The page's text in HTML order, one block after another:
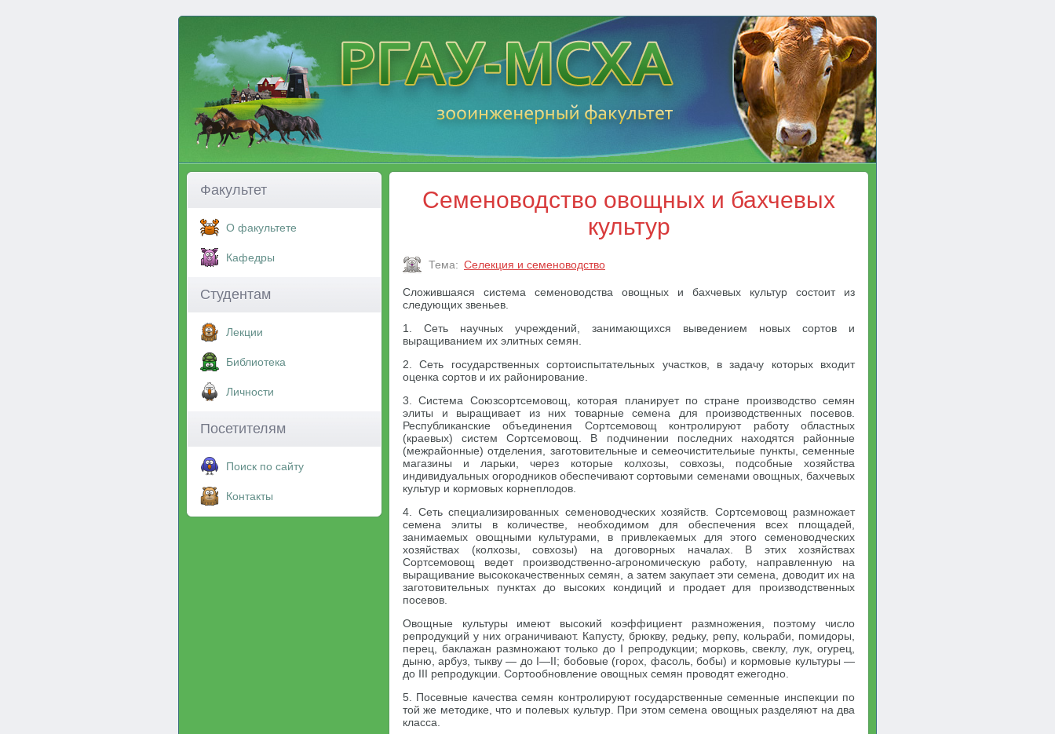
Факультет
О факультете
Кафедры
Студентам
Лекции
Библиотека
Личности
Посетителям
Поиск по сайту
Контакты
Семеноводство овощных и бахчевых
культур
Тема: Селекция и семеноводство
Сложившаяся система семеноводства овощных и бахчевых культур состоит из
следующих звеньев.
1. Сеть научных учреждений, занимающихся выведением новых сортов и
выращиванием их элитных семян.
2. Сеть государственных сортоиспытательных участков, в задачу которых входит
оценка сортов и их районирование.
3. Система Союзсортсемовощ, которая планирует по стране производство семян
элиты и выращивает из них товарные семена для производственных посевов.
Республиканские объединения Сортсемовощ контролируют работу областных
(краевых) систем Сортсемовощ. В подчинении последних находятся районные
(межрайонные) отделения, заготовительные и семеочистительиые пункты, семенные
магазины и ларьки, через которые колхозы, совхозы, подсобные хозяйства
индивидуальных огородников обеспечивают сортовыми семенами овощных, бахчевых
культур и кормовых корнеплодов.
4. Сеть специализированных семеноводческих хозяйств. Сортсемовощ размножает
семена элиты в количестве, необходимом для обеспечения всех площадей,
занимаемых овощными культурами, в привлекаемых для этого семеноводческих
хозяйствах (колхозы, совхозы) на договорных началах. В этих хозяйствах
Сортсемовощ ведет производственно-агрономическую работу, направленную на
выращивание высококачественных семян, а затем закупает эти семена, доводит их на
заготовительных пунктах до высоких кондиций и продает для производственных
посевов.
Овощные культуры имеют высокий коэффициент размножения, поэтому число
репродукций у них ограничивают. Капусту, брюкву, редьку, репу, кольраби, помидоры,
перец, баклажан размножают только до I репродукции; морковь, свеклу, лук, огурец,
дыню, арбуз, тыкву — до I—II; бобовые (горох, фасоль, бобы) и кормовые культуры —
до III репродукции. Сортообновление овощных семян проводят ежегодно.
5. Посевные качества семян контролируют государственные семенные инспекции по
той же методике, что и полевых культур. При этом семена овощных разделяют на два
класса.